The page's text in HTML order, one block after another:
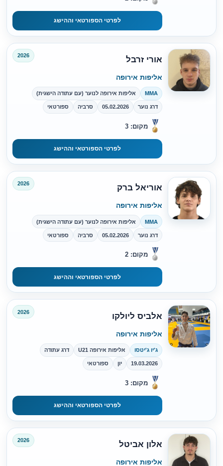
לפרטי הספורטאי וההישג
אורי זרבל 2026
אליפות אירופה
MMA אליפות אירופה לנוער (עם עתודה הישגית)
דרג נוער 05.02.2026 סרביה ספורטאי
מקום: 3
לפרטי הספורטאי וההישג
אוריאל ברק 2026
אליפות אירופה
MMA אליפות אירופה לנוער (עם עתודה הישגית)
דרג נוער 05.02.2026 סרביה ספורטאי
מקום: 2
לפרטי הספורטאי וההישג
אלביס ליולקו 2026
אליפות אירופה
ג'יו ג'יטסו אליפות אירופה U21 דרג עתודה
19.03.2026 יון ספורטאי
מקום: 3
לפרטי הספורטאי וההישג
אלון אביטל 2026
אליפות אירופה